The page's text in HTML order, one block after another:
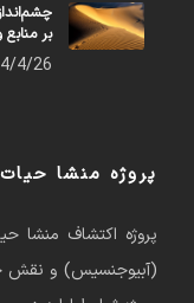
بر
4/26
پروژه منشا حیات
پروژه اکتشاف منشا